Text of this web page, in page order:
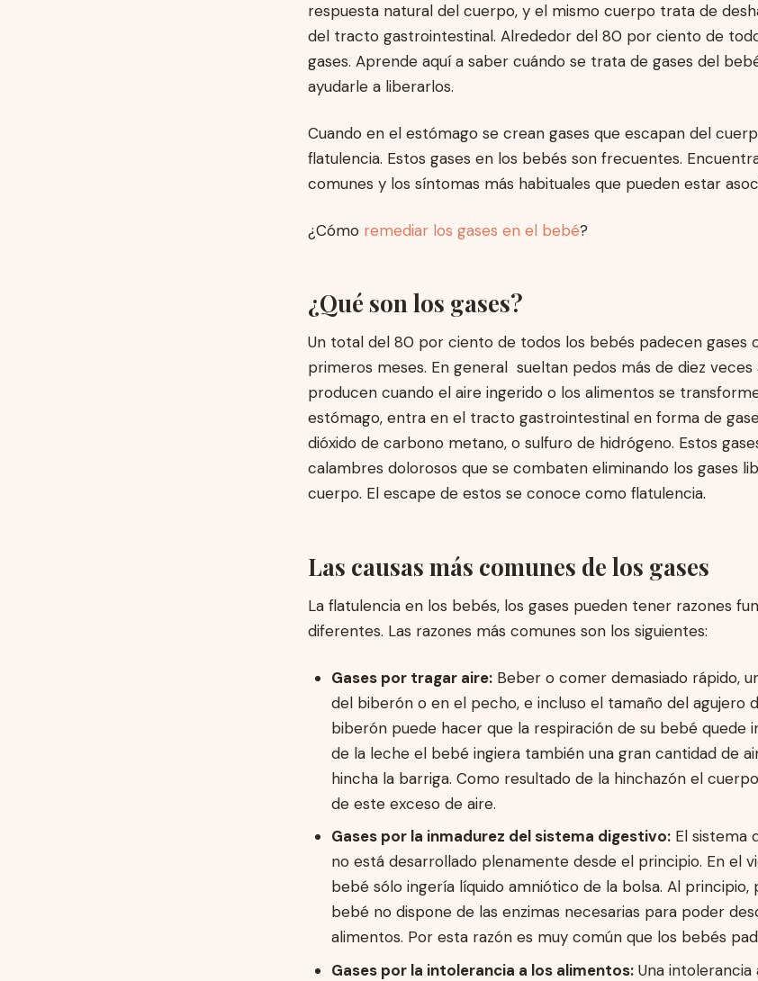
respuesta natural del cuerpo, y el mismo cuerpo trata de
del tracto gastrointestinal. Alrededor del 80 por ciento de
gases. Aprende aquí a saber cuándo se trata de gases del
ayudarle a liberarlos.
Cuando en el estómago se crean gases que escapan del
flatulencia. Estos gases en los bebés son frecuentes.
comunes y los síntomas más habituales que pueden estar
¿Cómo remediar los gases en el bebé?
¿Qué son los gases?
Un total del 80 por ciento de todos los bebés padecen gases
primeros meses. En general sueltan pedos más de diez veces
producen cuando el aire ingerido o los alimentos se
estómago, entra en el tracto gastrointestinal en forma de
dióxido de carbono metano, o sulfuro de hidrógeno. Estos
calambres dolorosos que se combaten eliminando los gases
cuerpo. El escape de estos se conoce como flatulencia.
Las causas más comunes de los gases
La flatulencia en los bebés, los gases pueden tener razones
diferentes. Las razones más comunes son los siguientes:
Gases por tragar aire:Beber o comer demasiado rápido,
del biberón o en el pecho, e incluso el tamaño del agujero
biberón puede hacer que la respiración de su bebé quede
de la leche el bebé ingiera también una gran cantidad de
hincha la barriga. Como resultado de la hinchazón el
de este exceso de aire.
Gases por la inmadurez del sistema digestivo:El sistema
no está desarrollado plenamente desde el principio. En el
bebé sólo ingería líquido amniótico de la bolsa. Al principio,
bebé no dispone de las enzimas necesarias para poder
alimentos. Por esta razón es muy común que los bebés
Gases por la intolerancia a los alimentos:Una intolerancia